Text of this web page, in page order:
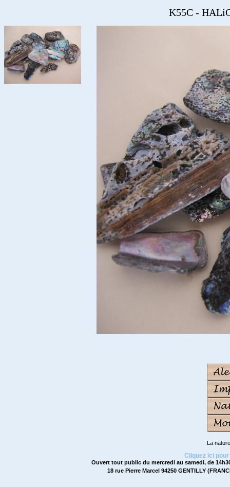
K55C -
La
Cliquez ici
Ouvert tout public du mercredi au samedi, de
18 rue Pierre Marcel 94250 GENTILLY